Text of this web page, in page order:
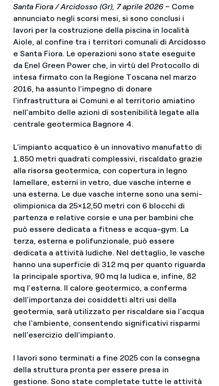
Santa Fiora / Arcidosso (Gr), 7 aprile 2026 –Come
annunciato negli scorsi mesi, si sono conclusi i
lavori per la costruzione della piscina in località
Aiole, al confine tra i territori comunali di Arcidosso
e Santa Fiora. Le operazioni sono state eseguite
da Enel Green Power che, in virtù del Protocollo di
intesa firmato con la Regione Toscana nel marzo
2016, ha assunto l’impegno di donare
l’infrastruttura ai Comuni e al territorio amiatino
nell’ambito delle azioni di sostenibilità legate alla
centrale geotermica Bagnore 4.
L’impianto acquatico è un innovativo manufatto di
1.850 metri quadrati complessivi, riscaldato grazie
alla risorsa geotermica, con copertura in legno
lamellare, esterni in vetro, due vasche interne e
una esterna. Le due vasche interne sono una semi-
olimpionica da 25×12,50 metri con 6 blocchi di
partenza e relative corsie e una per bambini che
può essere dedicata a fitness e acqua-gym. La
terza, esterna e polifunzionale, può essere
dedicata a attività ludiche. Nel dettaglio, le vasche
hanno una superficie di 312 mq per quanto riguarda
la principale sportiva, 90 mq la ludica e, infine, 82
mq l’esterna. Il calore geotermico, a conferma
dell’importanza dei cosiddetti altri usi della
geotermia, sarà utilizzato per riscaldare sia l'acqua
che l'ambiente, consentendo significativi risparmi
nell'esercizio dell'impianto.
I lavori sono terminati a fine 2025 con la consegna
della struttura pronta per essere presa in
gestione. Sono state completate tutte le attività